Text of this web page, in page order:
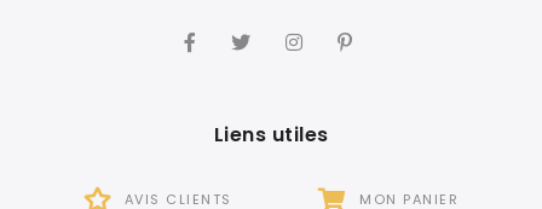
Liens utiles
AVIS CLIENTS MON PANIER